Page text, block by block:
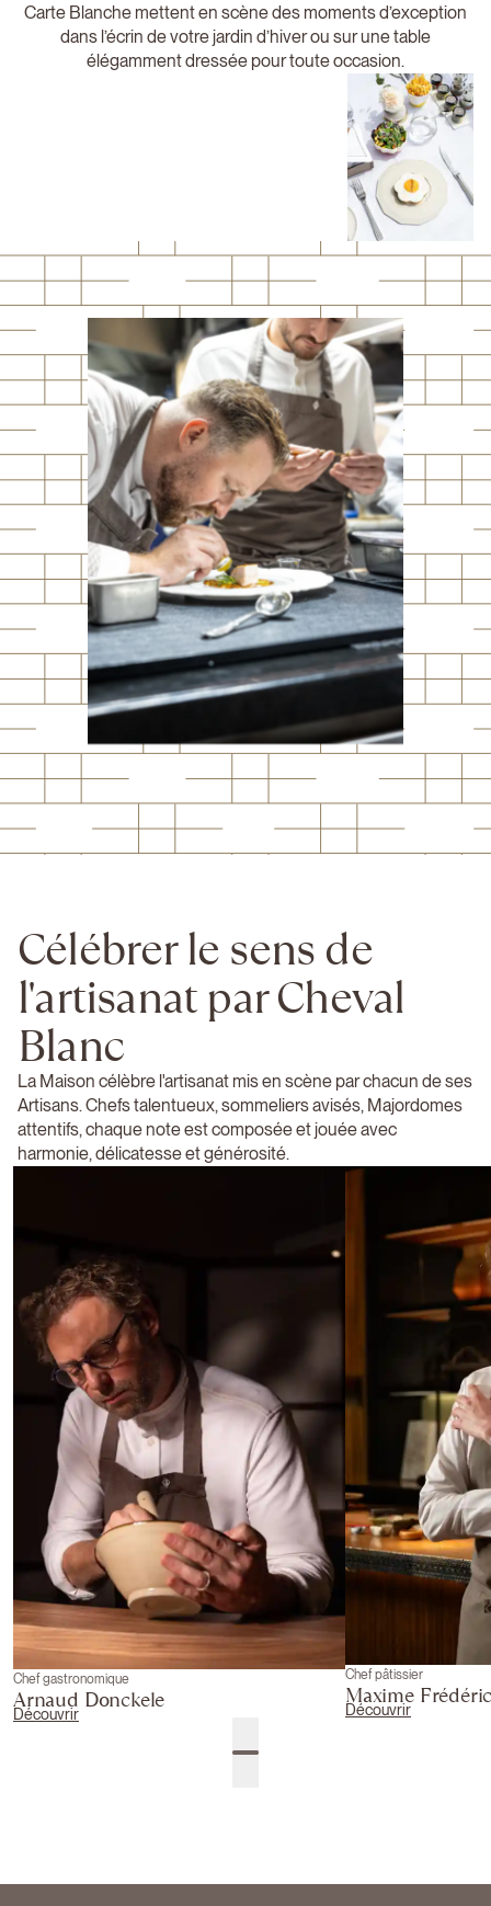
Carte Blanche mettent en scène des moments d’exception
dans l’écrin de votre jardin d’hiver ou sur une table
élégamment dressée pour toute occasion.
Célébrer le sens de
l'artisanat par Cheval
Blanc
La Maison célèbre l'artisanat mis en scène par chacun de ses
Artisans. Chefs talentueux, sommeliers avisés, Majordomes
attentifs, chaque note est composée et jouée avec
harmonie, délicatesse et générosité.
Chef gastronomique
Arnaud Donckele
Découvrir
Chef pâtissier
Maxime
Découvrir